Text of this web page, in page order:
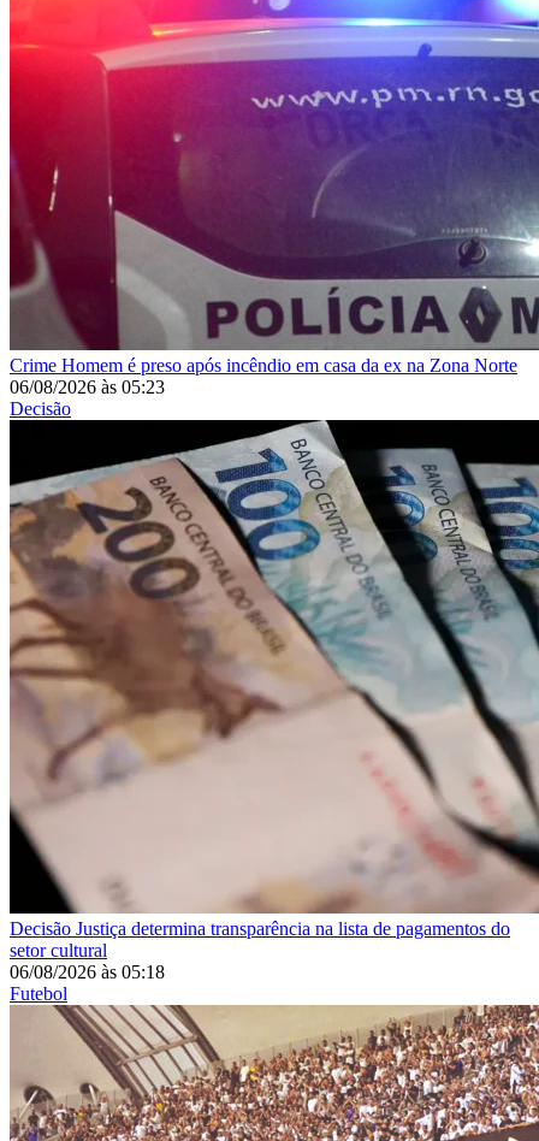
Crime Homem é preso após incêndio em casa da ex na Zona Norte
06/08/2026 às 05:23
Decisão
Decisão Justiça determina transparência na lista de pagamentos do
setor cultural
06/08/2026 às 05:18
Futebol